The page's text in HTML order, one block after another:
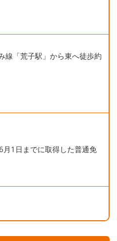
線「荒子駅」から東へ徒歩約
1日までに取得した普通免
がありますので、体力のある